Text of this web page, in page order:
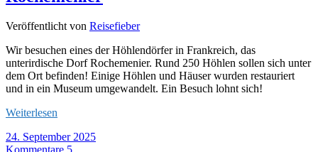
Veröffentlicht von Reisefieber
Wir besuchen eines der Höhlendörfer in Frankreich, das
unterirdische Dorf Rochemenier. Rund 250 Höhlen sollen sich unter
dem Ort befinden! Einige Höhlen und Häuser wurden restauriert
und in ein Museum umgewandelt. Ein Besuch lohnt sich!
Weiterlesen
24. September 2025